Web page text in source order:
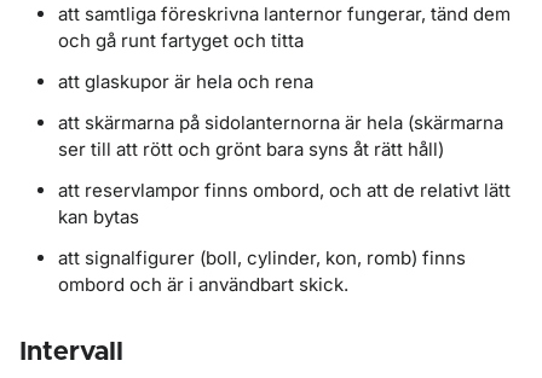
att samtliga föreskrivna lanternor fungerar, tänd dem
och gå runt fartyget och titta
att glaskupor är hela och rena
att skärmarna på sidolanternorna är hela (skärmarna
ser till att rött och grönt bara syns åt rätt håll)
att reservlampor finns ombord, och att de relativt lätt
kan bytas
att signalfigurer (boll, cylinder, kon, romb) finns
ombord och är i användbart skick.
Intervall